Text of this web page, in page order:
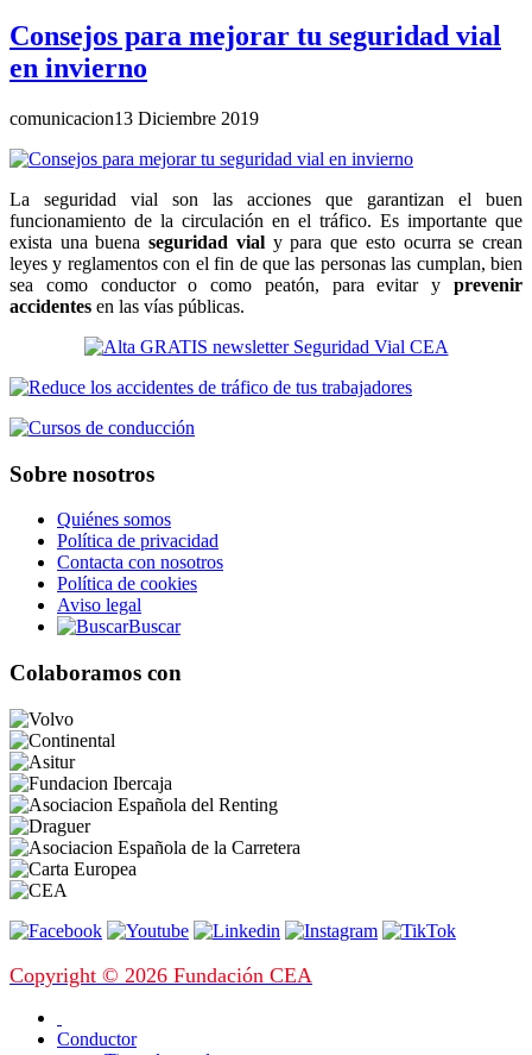
Consejos para mejorar tu seguridad vial
en invierno
comunicacion13 Diciembre 2019
La seguridad vial son las acciones que garantizan el buen
funcionamiento de la circulación en el tráfico. Es importante que
exista una buenaseguridad vialy para que esto ocurra se crean
leyes y reglamentos con el fin de que las personas las cumplan, bien
sea como conductor o como peatón, para evitar y prevenir
accidentes en las vías públicas.
Sobre nosotros
Quiénes somos
Política de privacidad
Contacta con nosotros
Política de cookies
Aviso legal
Buscar
Colaboramos con
Copyright © 2026 Fundación CEA
Conductor